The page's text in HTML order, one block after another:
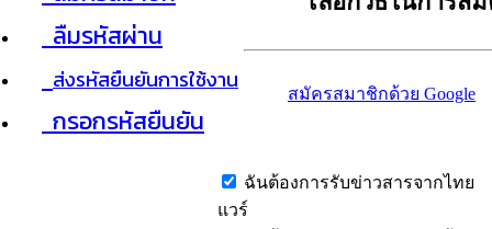
ลืมรหัสผ่าน
ส่งรหัสยืนยันการใช้งาน
กรอกรหัสยืนยัน
สมัครสมาชิกด้วย Google
ฉันต้องการรับข่าวสารจากไทย
แวร์